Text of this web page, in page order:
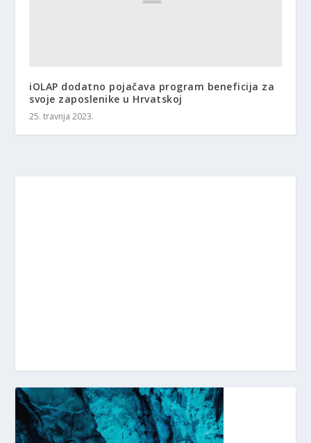
iOLAP dodatno pojačava program beneficija za
svoje zaposlenike u Hrvatskoj
25. travnja 2023.